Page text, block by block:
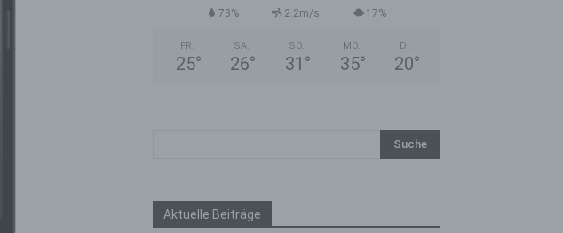
73% 2.2m/s 17%
FR.
25°
SA.
26°
SO.
31 °
MO.
35°
DI.
20°
Aktuelle Beiträge